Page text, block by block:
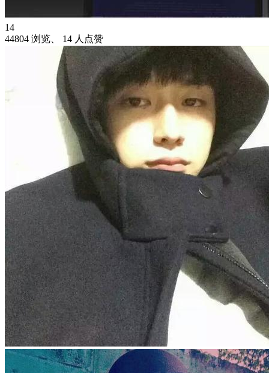
14
44804 浏览、 14 人点赞